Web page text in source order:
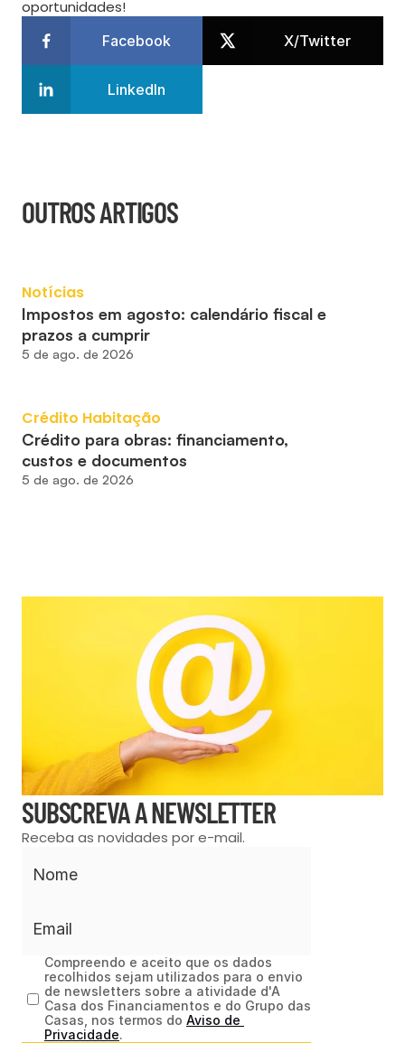
oportunidades!
Facebook X/Twitter
LinkedIn
OUTROS ARTIGOS
Notícias
Impostos em agosto: calendário fiscal e
prazos a cumprir
5 de ago. de 2026
Crédito Habitação
Crédito para obras: financiamento,
custos e documentos
5 de ago. de 2026
SUBSCREVA A NEWSLETTER
Receba as novidades por e-mail.
Compreendo e aceito que os dados
recolhidos sejam utilizados para o envio
de newsletters sobre a atividade d'A
Casa dos Financiamentos e do Grupo das
Casas, nos termos do Aviso de
Privacidade.